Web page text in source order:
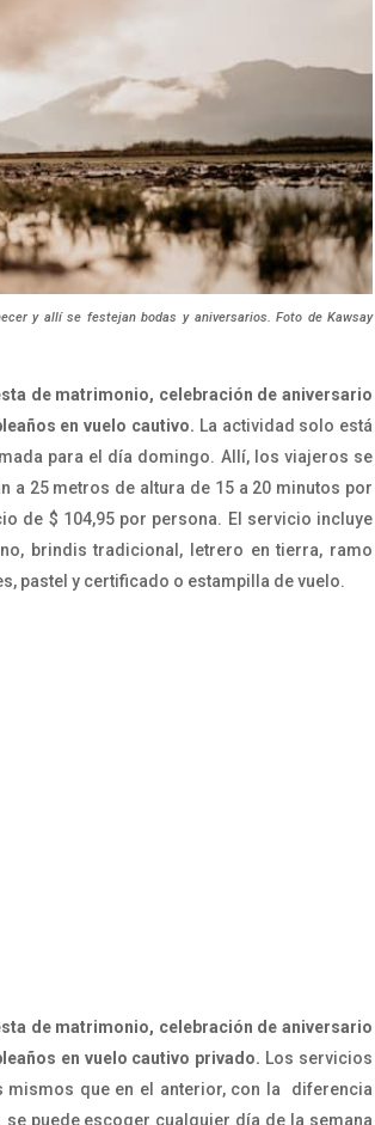
y allí se festejan bodas y aniversarios. Foto de Kawsay
de matrimonio, celebración de aniversario
en vuelo cautivo. La actividad solo está
para el día domingo. Allí, los viajeros se
a 25 metros de altura de 15 a 20 minutos por
de $ 104,95 por persona. El servicio incluye
brindis tradicional, letrero en tierra, ramo
pastel y certificado o estampilla de vuelo.
de matrimonio, celebración de aniversario
en vuelo cautivo privado. Los servicios
mismos que en el anterior, con la diferencia
se puede escoger cualquier día de la semana